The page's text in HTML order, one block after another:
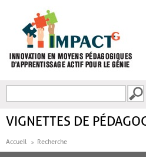
FORMULAIRE DE
VIGNETTES DE
Accueil Recherche